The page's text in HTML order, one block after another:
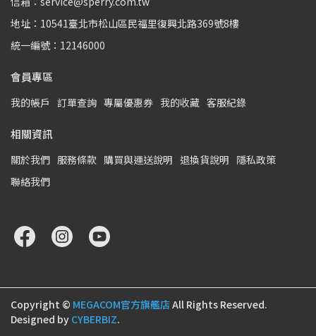
地址：10541臺北市松山區民福里復興北路369號8樓
統一編號：12146000
會員專區
我的帳戶 訂單查詢 專屬優惠券 我的收藏 客服紀錄
相關資訊
關於我們 服務條款 購買與運送說明 退換貨說明 隱私政策
聯絡我們
Copyright © MEGACOM官方旗艦店All Rights Reserved.
Designed by CYBERBIZ.